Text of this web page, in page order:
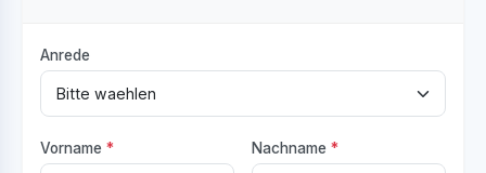
Anrede
Vorname * Nachname *